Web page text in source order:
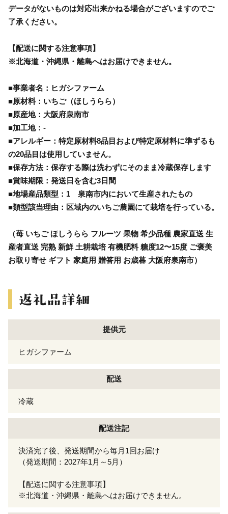
データがないものは対応出来かねる場合がございますのでご
了承ください。
【配送に関する注意事項】
※北海道・沖縄県・離島へはお届けできません。
■事業者名：ヒガシファーム
■原材料：いちご（ほしうらら）
■原産地：大阪府泉南市
■加工地：-
■アレルギー：特定原材料8品目および特定原材料に準ずるも
の20品目は使用していません。
■保存方法：保存する際は洗わずにそのまま冷蔵保存します
■賞味期限：発送日を含む3日間
■地場産品類型：1 泉南市内において生産されたもの
■類型該当理由：区域内のいちご農園にて栽培を行っている。
（苺 いちご ほしうらら フルーツ 果物 希少品種 農家直送 生
産者直送 完熟 新鮮 土耕栽培 有機肥料 糖度12〜15度 ご褒美
お取り寄せ ギフト 家庭用 贈答用 お歳暮 大阪府泉南市）
提供元
ヒガシファーム
配送
冷蔵
配送注記
決済完了後、発送期間から毎月1回お届け
（発送期間：2027年1月～5月）
【配送に関する注意事項】
※北海道・沖縄県・離島へはお届けできません。